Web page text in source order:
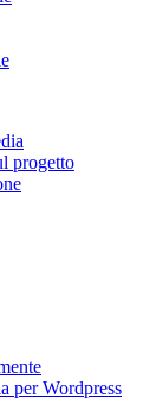
progetto
per Wordpress